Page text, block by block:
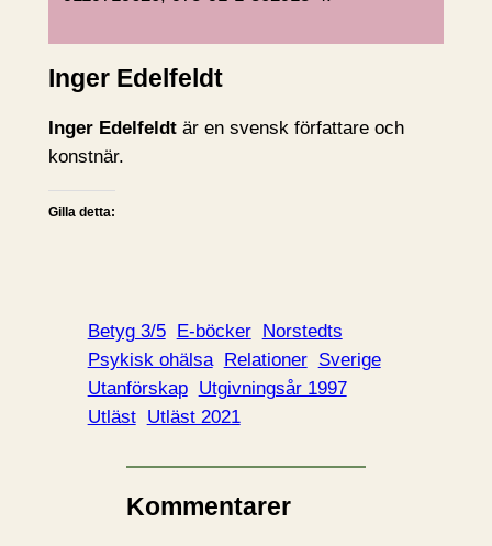
Inger Edelfeldt
Inger Edelfeldtär en svensk författare och
konstnär.
Gilla detta:
Betyg 3/5 E-böcker
Norstedts
Psykisk ohälsa
Relationer Sverige
Utanförskap Utgivningsår 1997
Utläst Utläst 2021
Kommentarer